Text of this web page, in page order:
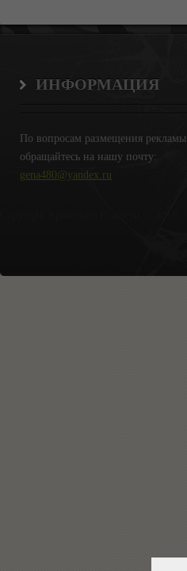
ИНФОРМАЦИЯ
По вопросам размещения рекламы
обращайтесь на нашу почту:
gena480@yandex.ru